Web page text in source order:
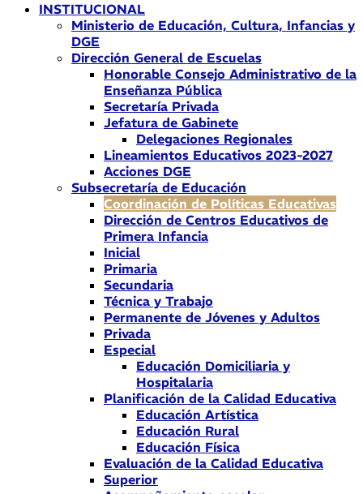
INSTITUCIONAL
Ministerio de Educación, Cultura, Infancias y
DGE
Dirección General de Escuelas
Honorable Consejo Administrativo de la
Enseñanza Pública
Secretaría Privada
Jefatura de Gabinete
Delegaciones Regionales
Lineamientos Educativos 2023-2027
Acciones DGE
Subsecretaría de Educación
Coordinación de Políticas Educativas
Dirección de Centros Educativos de
Primera Infancia
Inicial
Primaria
Secundaria
Técnica y Trabajo
Permanente de Jóvenes y Adultos
Privada
Especial
Educación Domiciliaria y
Hospitalaria
Planificación de la Calidad Educativa
Educación Artística
Educación Rural
Educación Física
Evaluación de la Calidad Educativa
Superior